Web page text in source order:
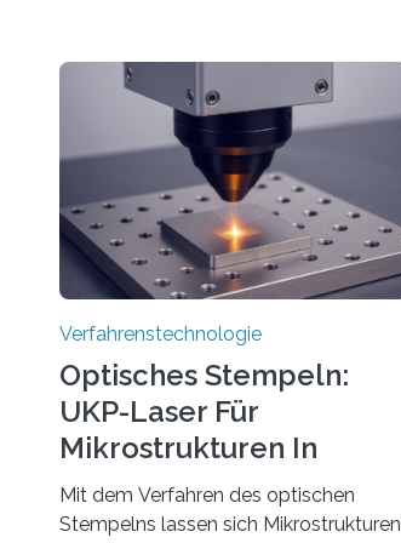
Verfahrenstechnologie
Optisches Stempeln:
UKP-Laser Für
Mikrostrukturen In
Rekordzeit
Mit dem Verfahren des optischen
Stempelns lassen sich Mikrostrukturen